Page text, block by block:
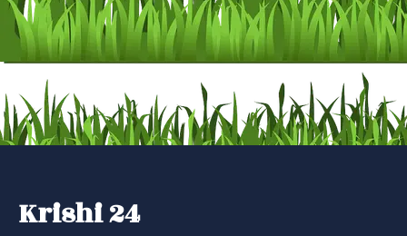
Krishi 24